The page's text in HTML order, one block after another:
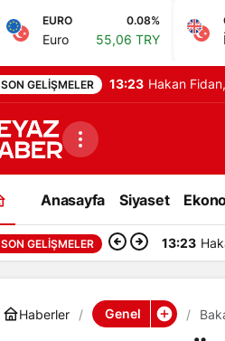
0.08%
55,06 TRY
GBP
İngiliz Sterlini
SON GELIŞMELER 13:23 Hakan
Anasayfa Siyaset
SON GELIŞMELER 13:23
Haberler Genel